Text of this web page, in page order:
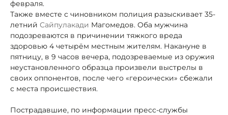
февраля.
Также вместе с чиновником полиция разыскивает 35-
летний Сайпулакади Магомедов. Оба мужчина
подозреваются в причинении тяжкого вреда
здоровью 4 четырём местным жителям. Накануне в
пятницу, в 9 часов вечера, подозреваемые из оружия
неустановленного образца произвели выстрелы в
своих оппонентов, после чего «героически» сбежали
с места происшествия.
Пострадавшие, по информации пресс-службы